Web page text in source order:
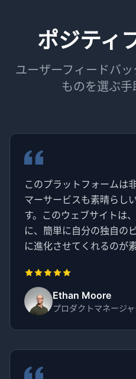
ポジティ
ユーザーフィードバ
ものを選ぶ
このプラットフォームは
マーサービスも素晴らし
す。このウェブサイトは
に、簡単に自分の独自の
に進化させてくれるのが
Ethan Moore
プロダクトマネージ